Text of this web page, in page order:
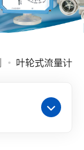
叶轮式流量计